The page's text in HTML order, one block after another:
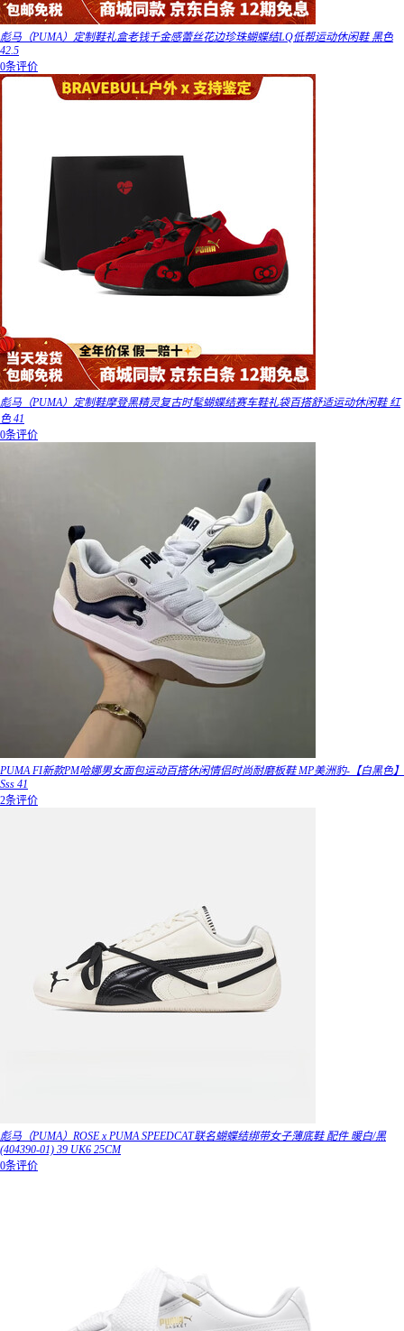
彪马（PUMA）定制鞋礼盒老钱千金感蕾丝花边珍珠蝴蝶结LQ低帮运动休闲鞋 黑色
42.5
0条评价
彪马（PUMA）定制鞋摩登黑精灵复古时髦蝴蝶结赛车鞋礼袋百搭舒适运动休闲鞋 红
色 41
0条评价
PUMA FI新款PM哈娜男女面包运动百搭休闲情侣时尚耐磨板鞋 MP美洲豹-【白黑色】
Sss 41
2条评价
彪马（PUMA）ROSE x PUMA SPEEDCAT联名蝴蝶结绑带女子薄底鞋 配件 暖白/黑
(404390-01) 39 UK6 25CM
0条评价